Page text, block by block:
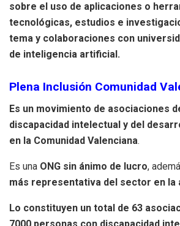
sobre el uso de aplicaciones o
tecnológicas, estudios e
tema y colaboraciones con
de inteligencia artificial.
Plena Inclusión Comunidad
Es un movimiento de asociaciones
discapacidad intelectual y del
en la Comunidad Valenciana.
Es una ONG sin ánimo de lucro,
más representativa del sector en la
Lo constituyen un total de 63